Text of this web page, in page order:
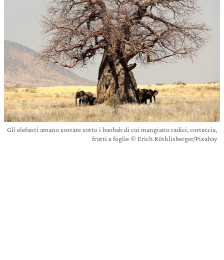
Gli elefanti amano sostare sotto i baobab di cui mangiano radici, corteccia,
frutti e foglie © Erich Röthlisberger/Pixabay